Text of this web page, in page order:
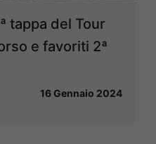
tappa del Tour
e favoriti 2ª
16 Gennaio 2024